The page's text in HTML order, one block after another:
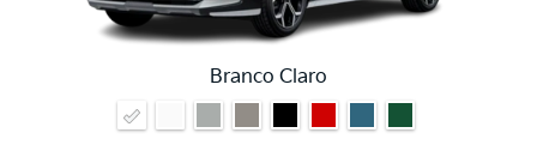
Branco Claro